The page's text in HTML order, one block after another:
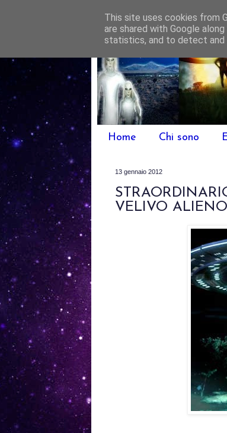
Home Chi sono
13 gennaio 2012
VELIVO
This site uses cookies from
are shared with Google
statistics, and to detect and